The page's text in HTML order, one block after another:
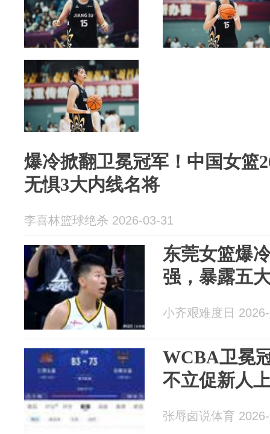
爆冷掀翻卫冕冠军！中国女篮
无惧3大内线名将
李喜林篮球绝杀 2026-03-31
东莞女篮爆
强，暴露五
小齐艰难度日
WCBA卫冕
不立促新人
张辱卤说体育